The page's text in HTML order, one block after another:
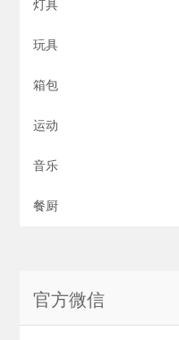
灯具
玩具
箱包
运动
音乐
餐厨
官方微信